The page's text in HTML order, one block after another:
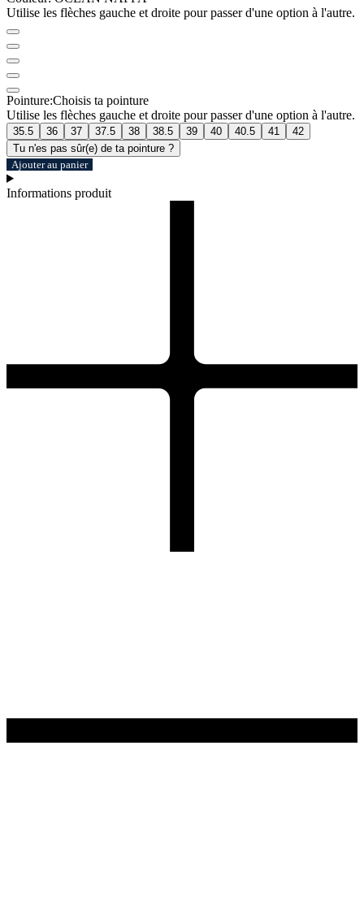
Utilise les flèches gauche et droite pour passer d'une option à l'autre.
Pointure:Choisis ta pointure
Utilise les flèches gauche et droite pour passer d'une option à l'autre.
35.5 36 37 37.5 38 38.5 39 40 40.5 41
42
Tu n'es pas sûr(e) de ta pointure ?
Ajouter au panier
Informations produit